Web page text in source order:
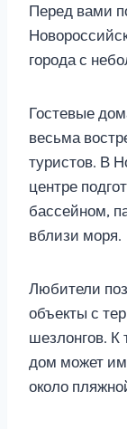
Перед вами
города с
Гостевые
весьма
туристов. В
центре
бассейном,
вблизи моря.
Любители
объекты с
шезлонгов. К
дом может
около